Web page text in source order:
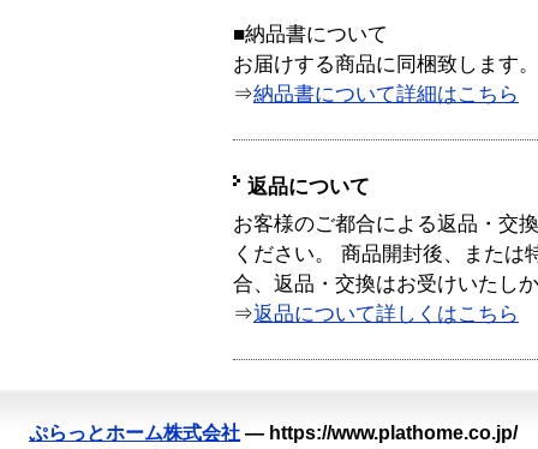
■納品書について
お届けする商品に同梱致します。
⇒納品書について詳細はこちら
返品について
お客様のご都合による返品・交
ください。 商品開封後、または
合、返品・交換はお受けいたし
⇒返品について詳しくはこちら
ぷらっとホーム株式会社 — https://www.plathome.co.jp/